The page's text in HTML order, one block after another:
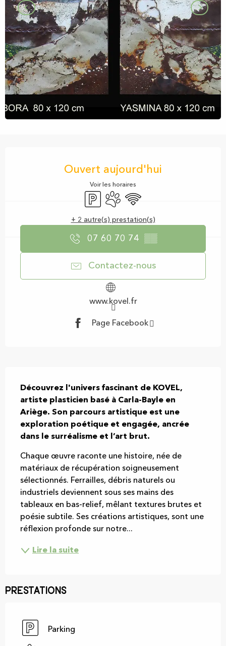
Ouvert aujourd'hui
Voir les horaires
ParkingAnimaux acceptés
WiFi
+ 2 autre(s) prestation(s)
07 60 70 74 ▒▒
Contactez-nous
www.kovel.fr
Page Facebook
Découvrez l'univers fascinant de KOVEL,
artiste plasticien basé à Carla-Bayle en
Ariège. Son parcours artistique est une
exploration poétique et engagée, ancrée
dans le surréalisme et l’art brut.
Chaque œuvre raconte une histoire, née de
matériaux de récupération soigneusement
sélectionnés. Ferrailles, débris naturels ou
industriels deviennent sous ses mains des
tableaux en bas-relief, mêlant textures brutes et
poésie subtile. Ses créations artistiques, sont une
réflexion profonde sur notre...
Lire la suite
Prestations
Parking